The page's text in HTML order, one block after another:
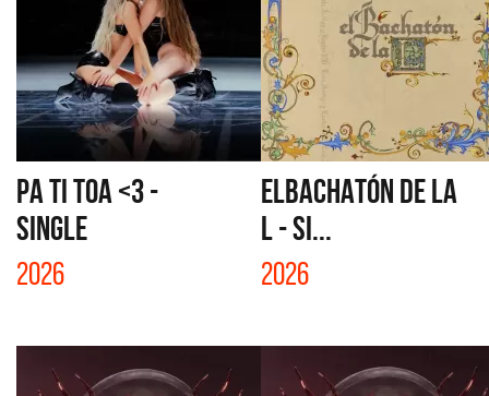
PA TI TOA <3 -
SINGLE
2026
ELBACHATÓN DE LA
L - SI...
2026